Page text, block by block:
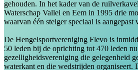
gehouden. In het kader van de
Waterschap Vallei en Eem in 1995 drie
waarvan één steiger speciaal is aangepast
De Hengelsportvereniging Flevo is
50 leden bij de oprichting tot 470 leden
gezelligheidsvereniging die gelegenheid
waterkant en die wedstrijden